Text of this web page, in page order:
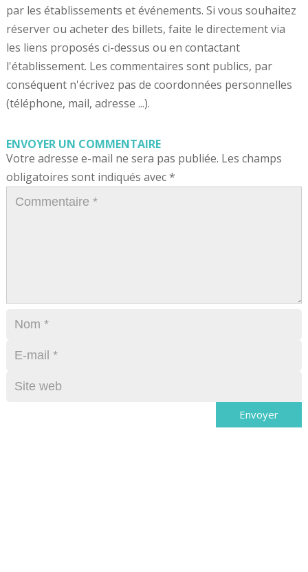
par les établissements et événements. Si vous souhaitez
réserver ou acheter des billets, faite le directement via
les liens proposés ci-dessus ou en contactant
l'établissement. Les commentaires sont publics, par
conséquent n'écrivez pas de coordonnées personnelles
(téléphone, mail, adresse ...).
ENVOYER UN COMMENTAIRE
Votre adresse e-mail ne sera pas publiée. Les champs
obligatoires sont indiqués avec*